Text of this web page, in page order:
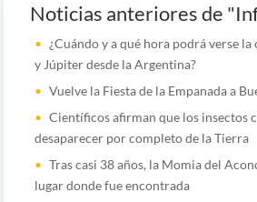
Noticias anteriores de
¿Cuándo y a qué hora podrá verse
y Júpiter desde la Argentina?
Vuelve la Fiesta de la Empanada a
Científicos afirman que los insectos
desaparecer por completo de la Tierra
Tras casi 38 años, la Momia del
lugar donde fue encontrada